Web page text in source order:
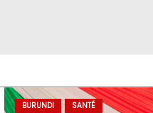
BURUNDI SANTÉ